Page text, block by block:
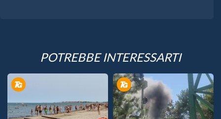
POTREBBE INTERESSARTI